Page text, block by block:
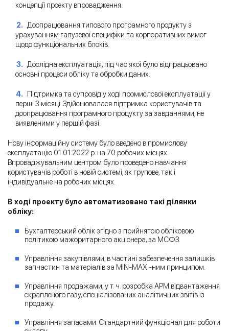
концепції проекту впровадження.
Доопрацювання типового програмного продукту з
урахуванням галузевої специфіки та корпоративних вимог
щодо функціональних блоків.
Дослідна експлуатація, під час якої було відпрацьовано
основні процеси обліку та обробки даних.
Підтримка та супровід у ході промислової експлуатації у
перші 3 місяці. Здійснювалася підтримка користувачів та
доопрацювання програмного продукту за завданнями, не
виявленими у першій фазі.
Нову інформаційну систему було введено в промислову
експлуатацію 01.01.2022 р. на 70 робочих місцях.
Впроваджувальним центром було проведено навчання
користувачів роботі в новій системі, як групове, так і
індивідуальне на робочих місцях.
В ході проекту було автоматизовано такі ділянки
обліку:
Бухгалтерський облік згідно з прийнятою обліковою
політикою мажоритарного акціонера, за МСФЗ.
Управління закупівлями, в частині забезпечення залишків
запчастин та матеріалів за MIN-MAX -ним принципом.
Управління продажами, у т. ч. розробка АРМ відвантаження
скрапленого газу, спеціалізованих аналітичних звітів із
продажу.
Управління запасами. Стандартний функціонал для роботи